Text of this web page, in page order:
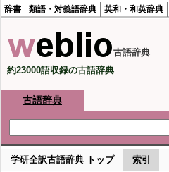
辞書 類語・対義語辞典 英和・和英辞典
古語辞典
約23000語収録の古語辞典
古語辞典
学研全訳古語辞典 トップ 索引